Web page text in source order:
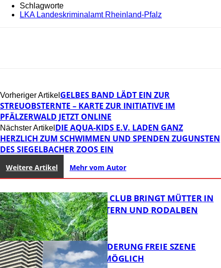
Schlagworte
LKA Landeskriminalamt Rheinland-Pfalz
Vorheriger Artikel GELBES BAND LÄDT EIN ZUR
STREUOBSTERNTE – KARTE ZUR INITIATIVE IM
PFÄLZERWALD JETZT ONLINE
Nächster Artikel DIE AQUA-KIDS E.V. LADEN GANZ
HERZLICH ZUM SCHWIMMEN UND SPENDEN ZUGUNSTEN
DES SIEGELBACHER ZOOS EIN
Weitere Artikel Mehr vom Autor
NEUER MOM CLUB BRINGT MÜTTER IN
KAISERSLAUTERN UND RODALBEN
ZUSAMMEN
PROJEKTFÖRDERUNG FREIE SZENE
WEITERHIN MÖGLICH